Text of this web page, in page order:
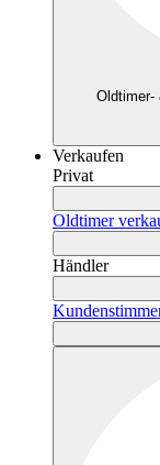
Oldtimer-
Verkaufen
Privat
Oldtimer
Händler